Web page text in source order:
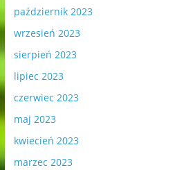
październik 2023
wrzesień 2023
sierpień 2023
lipiec 2023
czerwiec 2023
maj 2023
kwiecień 2023
marzec 2023